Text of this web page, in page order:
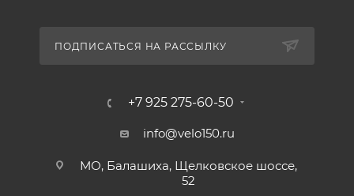
ПОДПИСАТЬСЯ НА РАССЫЛКУ
+7 925 275-60-50
info@velo150.ru
МО, Балашиха, Щелковское шоссе,
52